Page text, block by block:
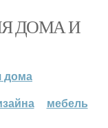
ДОМА И
дома
мебель